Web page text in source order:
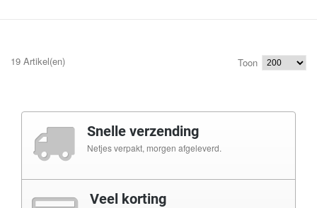
19 Artikel(en) Toon
Snelle verzending
Netjes verpakt, morgen afgeleverd.
Veel korting